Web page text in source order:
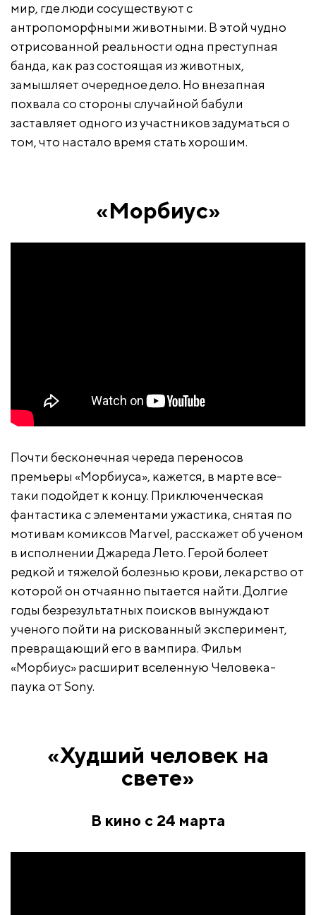
мир, где люди сосуществуют с
антропоморфными животными. В этой чудно
отрисованной реальности одна преступная
банда, как раз состоящая из животных,
замышляет очередное дело. Но внезапная
похвала со стороны случайной бабули
заставляет одного из участников задуматься о
том, что настало время стать хорошим.
«Морбиус»
Почти бесконечная череда переносов
премьеры «Морбиуса», кажется, в марте все-
таки подойдет к концу. Приключенческая
фантастика с элементами ужастика, снятая по
мотивам комиксов Marvel, расскажет об ученом
в исполнении Джареда Лето. Герой болеет
редкой и тяжелой болезнью крови, лекарство от
которой он отчаянно пытается найти. Долгие
годы безрезультатных поисков вынуждают
ученого пойти на рискованный эксперимент,
превращающий его в вампира. Фильм
«Морбиус» расширит вселенную Человека-
паука от Sony.
«Худший человек на
свете»
В кино с 24 марта